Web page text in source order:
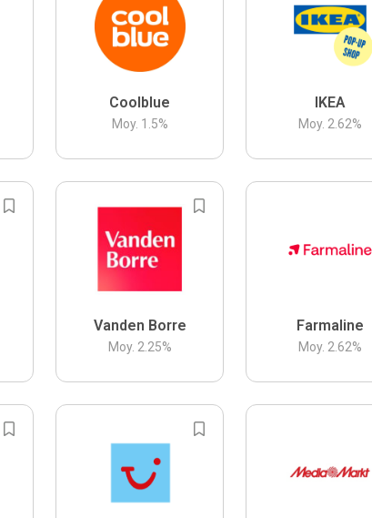
Coolblue
Moy. 1.5%
IKEA
Moy. 2.62%
Vanden Borre
Moy. 2.25%
Farmaline
Moy. 2.62%